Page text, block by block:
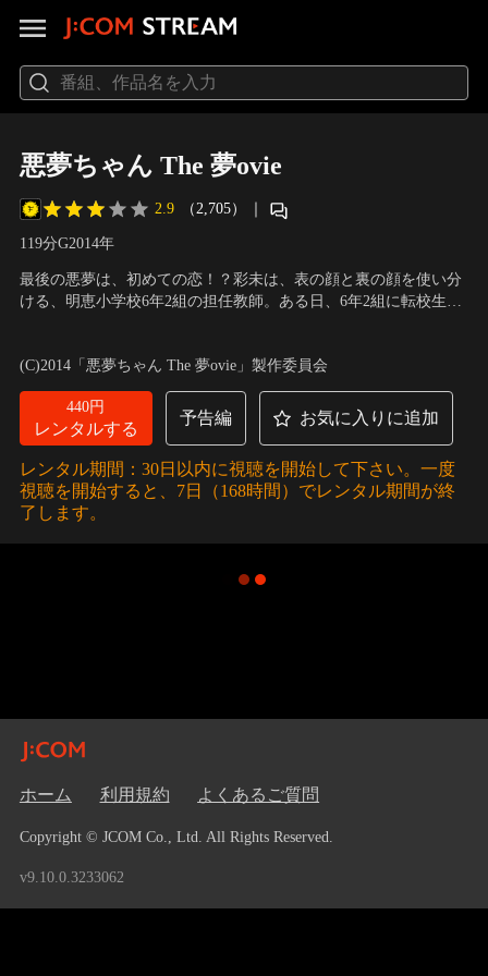
悪夢ちゃん The 夢ovie
2.9 （2,705） ｜
119分G2014年
最後の悪夢は、初めての恋！？彩未は、表の顔と裏の顔を使い分
ける、明恵小学校6年2組の担任教師。ある日、6年2組に転校生が
ラスのリーダー的存在になり、完司の言葉に触発された子供たち
の行動が、大事件を引き起こすことに…！
(C)2014「悪夢ちゃん The 夢ovie」製作委員会
440円
レンタルする
予告編 お気に入りに追加
レンタル期間：30日以内に視聴を開始して下さい。一度
視聴を開始すると、7日（168時間）でレンタル期間が終
了します。
ホーム 利用規約 よくあるご質問
Copyright © JCOM Co., Ltd. All Rights Reserved.
v9.10.0.3233062